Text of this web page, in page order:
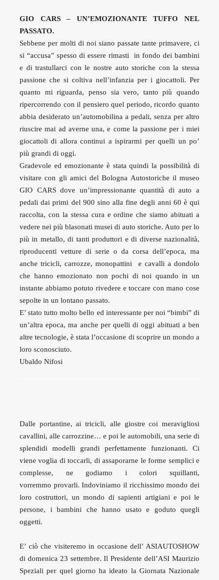
GIO CARS – UN’EMOZIONANTE TUFFO NEL
PASSATO.
Sebbene per molti di noi siano passate tante primavere, ci
si “accusa” spesso di essere rimasti in fondo dei bambini
e di trastullarci con le nostre auto storiche con la stessa
passione che si coltiva nell’infanzia per i giocattoli. Per
quanto mi riguarda, penso sia vero, tanto più quando
ripercorrendo con il pensiero quel periodo, ricordo quanto
abbia desiderato un’automobilina a pedali, senza per altro
riuscire mai ad averne una, e come la passione per i miei
giocattoli di allora continui a ispirarmi per quelli un po’
più grandi di oggi.
Gradevole ed emozionante è stata quindi la possibilità di
visitare con gli amici del Bologna Autostoriche il museo
GIO CARS dove un’impressionante quantità di auto a
pedali dai primi del 900 sino alla fine degli anni 60 è qui
raccolta, con la stessa cura e ordine che siamo abituati a
vedere nei più blasonati musei di auto storiche. Auto per lo
più in metallo, di tanti produttori e di diverse nazionalità,
riproducenti vetture di serie o da corsa dell’epoca, ma
anche tricicli, carrozze, monopattini e cavalli a dondolo
che hanno emozionato non pochi di noi quando in un
instante abbiamo potuto rivedere e toccare con mano cose
sepolte in un lontano passato.
E’ stato tutto molto bello ed interessante per noi “bimbi” di
un’altra epoca, ma anche per quelli di oggi abituati a ben
altre tecnologie, è stata l’occasione di scoprire un mondo a
loro sconosciuto.
Ubaldo Nifosi
Dalle portantine, ai tricicli, alle giostre coi meravigliosi
cavallini, alle carrozzine… e poi le automobili, una serie di
splendidi modelli grandi perfettamente funzionanti. Ci
viene voglia di toccarli, di assaporarne le forme semplici e
complesse, ne godiamo i colori squillanti,
vorremmo provarli. Indoviniamo il ricchissimo mondo dei
loro costruttori, un mondo di sapienti artigiani e poi le
persone, i bambini che hanno usato e goduto quegli
oggetti.
E’ ciò che visiteremo in occasione dell’ ASIAUTOSHOW
di domenica 23 settembre. Il Presidente dell’ASI Maurizio
Speziali per quel giorno ha ideato la Giornata Nazionale